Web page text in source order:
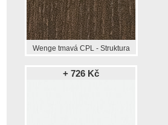
Wenge tmavá CPL - Struktura
+ 726 Kč